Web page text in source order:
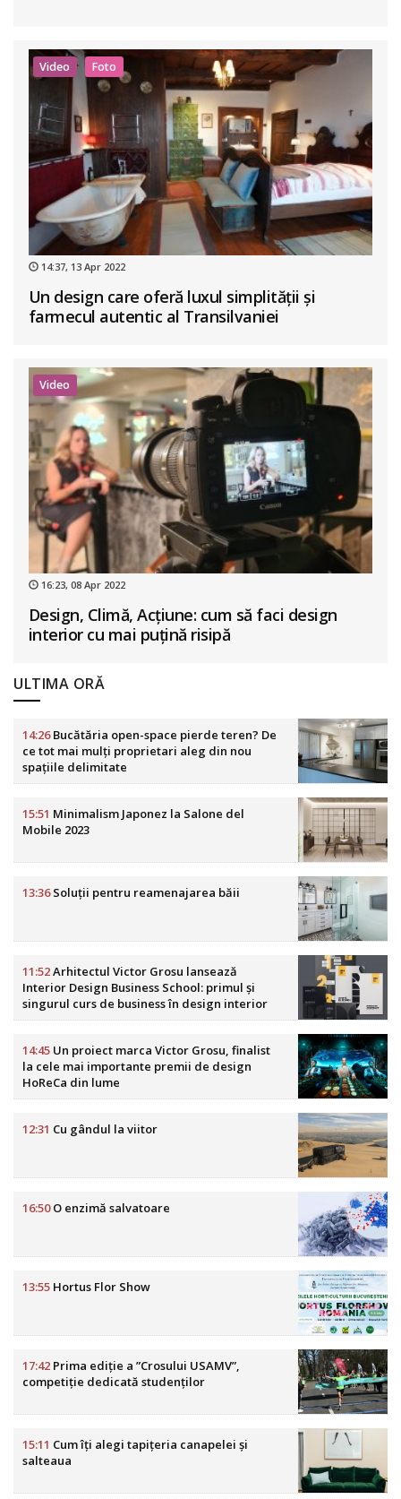
Video Foto
14:37, 13 Apr 2022
Un design care oferă luxul simplității și
farmecul autentic al Transilvaniei
Video
16:23, 08 Apr 2022
Design, Climă, Acțiune: cum să faci design
interior cu mai puțină risipă
ULTIMA ORĂ
14:26Bucătăria open-space pierde teren? De
ce tot mai mulți proprietari aleg din nou
spațiile delimitate
15:51 Minimalism Japonez la Salone del
Mobile 2023
13:36Soluții pentru reamenajarea băii
11:52Arhitectul Victor Grosu lansează
Interior Design Business School: primul și
singurul curs de business în design interior
din România
14:45 Un proiect marca Victor Grosu, finalist
la cele mai importante premii de design
HoReCa din lume
12:31 Cu gândul la viitor
16:50O enzimă salvatoare
13:55 Hortus Flor Show
17:42 Prima ediție a ”Crosului USAMV”,
competiție dedicată studenților
15:11 Cum îți alegi tapițeria canapelei și
salteaua